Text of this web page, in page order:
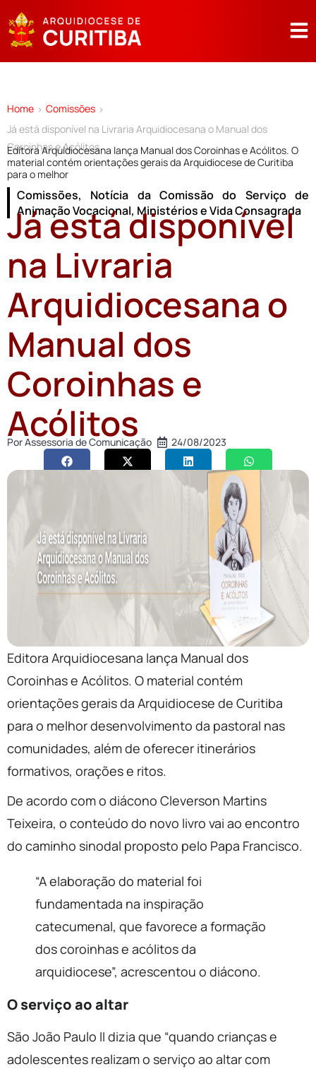
Home > Comissões >
Já está disponível na Livraria Arquidiocesana o Manual dos
Coroinhas e Acólitos
Editora Arquidiocesana lança Manual dos Coroinhas e Acólitos. O
material contém orientações gerais da Arquidiocese de Curitiba
para o melhor
Comissões, Notícia da Comissão do Serviço de
Animação Vocacional, Ministérios e Vida Consagrada
Já está disponível
na Livraria
Arquidiocesana o
Manual dos
Coroinhas e
Acólitos
PorAssessoria de Comunicação 24/08/2023
Editora Arquidiocesana lança Manual dos
Coroinhas e Acólitos. O material contém
orientações gerais da Arquidiocese de Curitiba
para o melhor desenvolvimento da pastoral nas
comunidades, além de oferecer itinerários
formativos, orações e ritos.
De acordo com o diácono Cleverson Martins
Teixeira, o conteúdo do novo livro vai ao encontro
do caminho sinodal proposto pelo Papa Francisco.
“A elaboração do material foi
fundamentada na inspiração
catecumenal, que favorece a formação
dos coroinhas e acólitos da
arquidiocese”, acrescentou o diácono.
O serviço ao altar
São João Paulo II dizia que “quando crianças e
adolescentes realizam o serviço ao altar com